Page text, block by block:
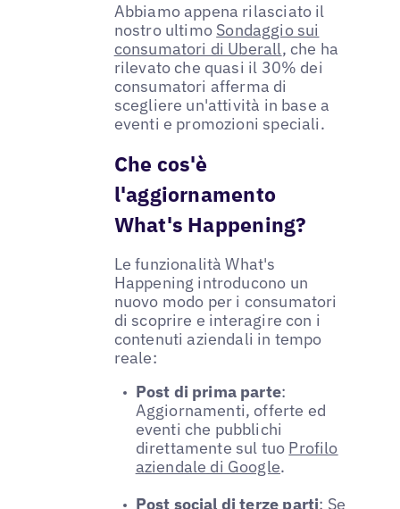
Abbiamo appena rilasciato il
nostro ultimo Sondaggio sui
consumatori di Uberall, che ha
rilevato che quasi il 30% dei
consumatori afferma di
scegliere un'attività in base a
eventi e promozioni speciali.
Che cos'è
l'aggiornamento
What's Happening?
Le funzionalità What's
Happening introducono un
nuovo modo per i consumatori
di scoprire e interagire con i
contenuti aziendali in tempo
reale:
Post di prima parte:
Aggiornamenti, offerte ed
eventi che pubblichi
direttamente sul tuo Profilo
aziendale di Google.
Post social di terze parti: Se